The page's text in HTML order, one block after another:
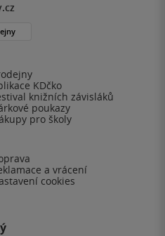
KDčko
knižních závisláků
poukazy
pro školy
a vrácení
cookies